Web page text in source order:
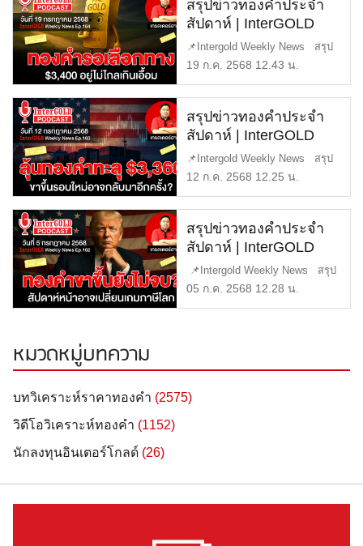
สรุปข่าวทองคำประจำ
สัปดาห์ | InterGOLD
WEEKLY NEWS
EP.164 | ราคาทองวันนี้ |
ทองคำราคา
📌Intergold Weekly News สรุป
ข่าวทองคำ ประจำสัปดาห์ EP1
19 ก.ค. 2568 12.43 น.
สรุปข่าวทองคำประจำ
สัปดาห์ | InterGOLD
WEEKLY NEWS
EP.163 | ราคาทองวันนี้ |
ทองคำราคา
📌Intergold Weekly News สรุป
ข่าวทองคำ ประจำสัปดาห์ EP1
12 ก.ค. 2568 12.25 น.
สรุปข่าวทองคำประจำ
สัปดาห์ | InterGOLD
WEEKLY NEWS
EP.162 | ราคาทองวันนี้ |
📌Intergold Weekly News สรุป
ข่าวทองคำ ประจำสัปดาห์ EP […]
05 ก.ค. 2568 12.28 น.
หมวดหมู่บทความ
บทวิเคราะห์ราคาทองคำ (2575)
วิดีโอวิเคราะห์ทองคำ (1152)
นักลงทุนอินเตอร์โกลด์ (26)